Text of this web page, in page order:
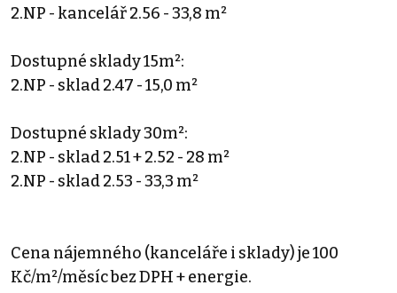
2.NP - kancelář 2.56 - 33,8 m²
Dostupné sklady 15m²:
2.NP - sklad 2.47 - 15,0 m²
Dostupné sklady 30m²:
2.NP - sklad 2.51 + 2.52 - 28 m²
2.NP - sklad 2.53 - 33,3 m²
Cena nájemného (kanceláře i sklady) je 100
Kč/m²/měsíc bez DPH + energie.